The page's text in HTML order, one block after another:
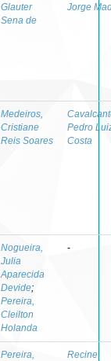
Glauter
Sena de
Jorge
Medeiros,
Cristiane
Reis Soares
Pedro
Costa
Nogueira,
Julia
Aparecida
Devide;
Pereira,
Cleilton
Holanda
-
Pereira,
Recine,